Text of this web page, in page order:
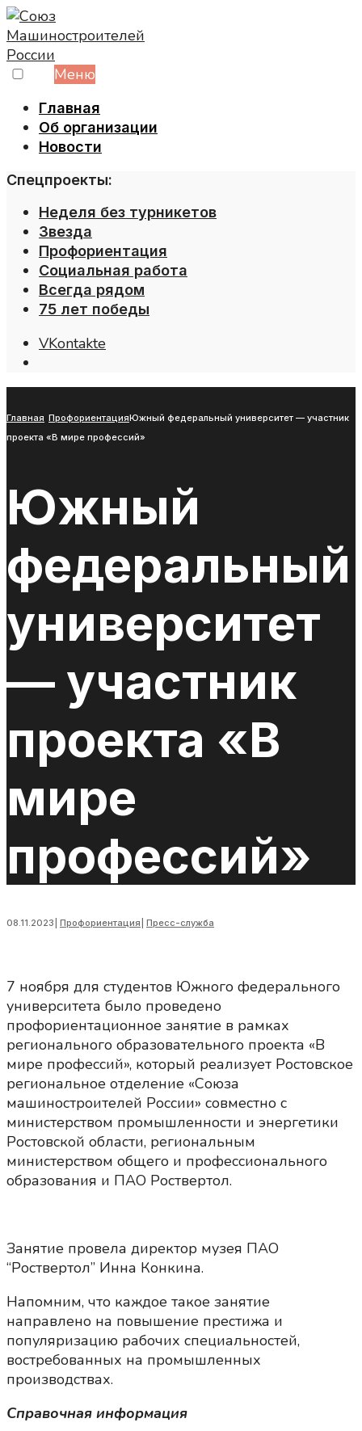
Skip
to
content
Меню
Главная
Об организации
Новости
Спецпроекты:
Неделя без турникетов
Звезда
Профориентация
Социальная работа
Всегда рядом
75 лет победы
VKontakte
Главная ПрофориентацияЮжный федеральный университет — участник
проекта «В мире профессий»
Южный
федеральный
университет
— участник
проекта «В
мире
профессий»
08.11.2023 Профориентация Пресс-служба
7 ноября для студентов Южного федерального
университета было проведено
профориентационное занятие в рамках
регионального образовательного проекта «В
мире профессий», который реализует Ростовское
региональное отделение «Союза
машиностроителей России» совместно с
министерством промышленности и энергетики
Ростовской области, региональным
министерством общего и профессионального
образования и ПАО Роствертол.
Занятие провела директор музея ПАО
“Роствертол” Инна Конкина.
Напомним, что каждое такое занятие
направлено на повышение престижа и
популяризацию рабочих специальностей,
востребованных на промышленных
производствах.
Справочная информация